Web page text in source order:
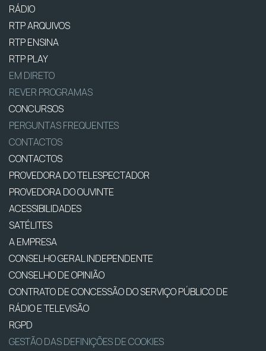
RÁDIO
RTP ARQUIVOS
RTP ENSINA
RTP PLAY
EM DIRETO
REVER PROGRAMAS
CONCURSOS
PERGUNTAS FREQUENTES
CONTACTOS
CONTACTOS
PROVEDORA DO TELESPECTADOR
PROVEDORA DO OUVINTE
ACESSIBILIDADES
SATÉLITES
A EMPRESA
CONSELHO GERAL INDEPENDENTE
CONSELHO DE OPINIÃO
CONTRATO DE CONCESSÃO DO SERVIÇO PÚBLICO DE
RÁDIO E TELEVISÃO
RGPD
GESTÃO DAS DEFINIÇÕES DE COOKIES